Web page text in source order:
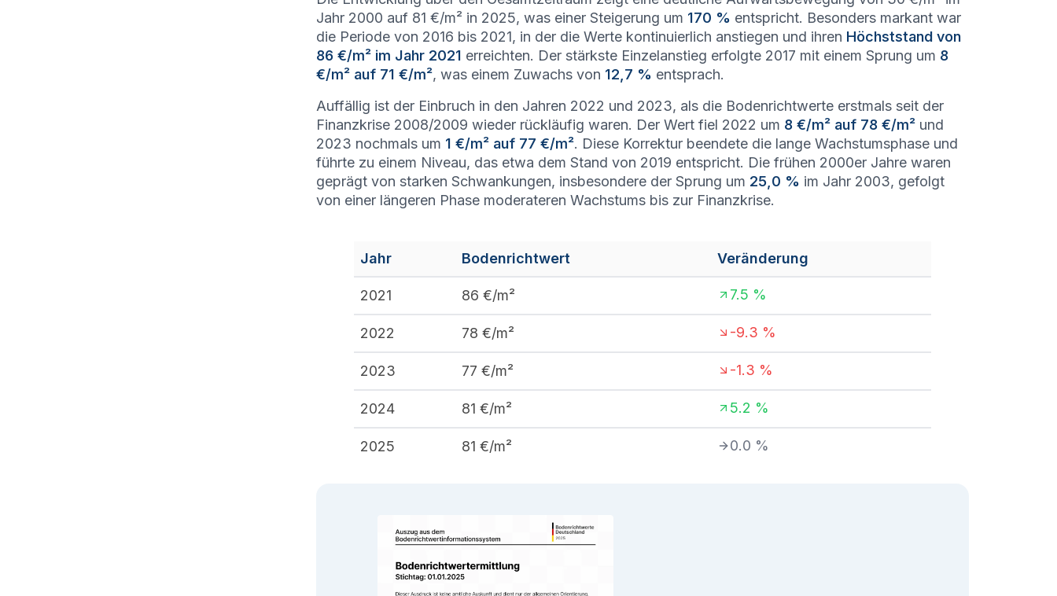
Jahr 2000 auf 81 €/m² in 2025, was einer Steigerung um 170 % entspricht. Besonders markant war
die Periode von 2016 bis 2021, in der die Werte kontinuierlich anstiegen und ihren Höchststand von
86 €/m² im Jahr 2021 erreichten. Der stärkste Einzelanstieg erfolgte 2017 mit einem Sprung um 8
€/m² auf 71 €/m², was einem Zuwachs von 12,7 % entsprach.
Auffällig ist der Einbruch in den Jahren 2022 und 2023, als die Bodenrichtwerte erstmals seit der
Finanzkrise 2008/2009 wieder rückläufig waren. Der Wert fiel 2022 um 8 €/m² auf 78 €/m² und
2023 nochmals um 1 €/m² auf 77 €/m². Diese Korrektur beendete die lange Wachstumsphase und
führte zu einem Niveau, das etwa dem Stand von 2019 entspricht. Die frühen 2000er Jahre waren
geprägt von starken Schwankungen, insbesondere der Sprung um 25,0 % im Jahr 2003, gefolgt
von einer längeren Phase moderateren Wachstums bis zur Finanzkrise.
Jahr Bodenrichtwert Veränderung
2021 86 €/m² 7.5 %
2022 78 €/m² -9.3 %
2023 77 €/m² -1.3 %
2024 81 €/m² 5.2 %
2025 81 €/m² 0.0 %